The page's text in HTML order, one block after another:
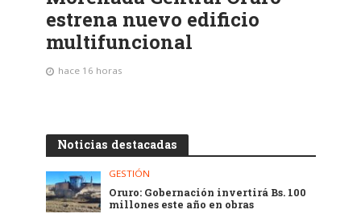
estrena nuevo edificio
multifuncional
hace 16 horas
Noticias destacadas
GESTIÓN
Oruro: Gobernación invertirá Bs. 100
millones este año en obras